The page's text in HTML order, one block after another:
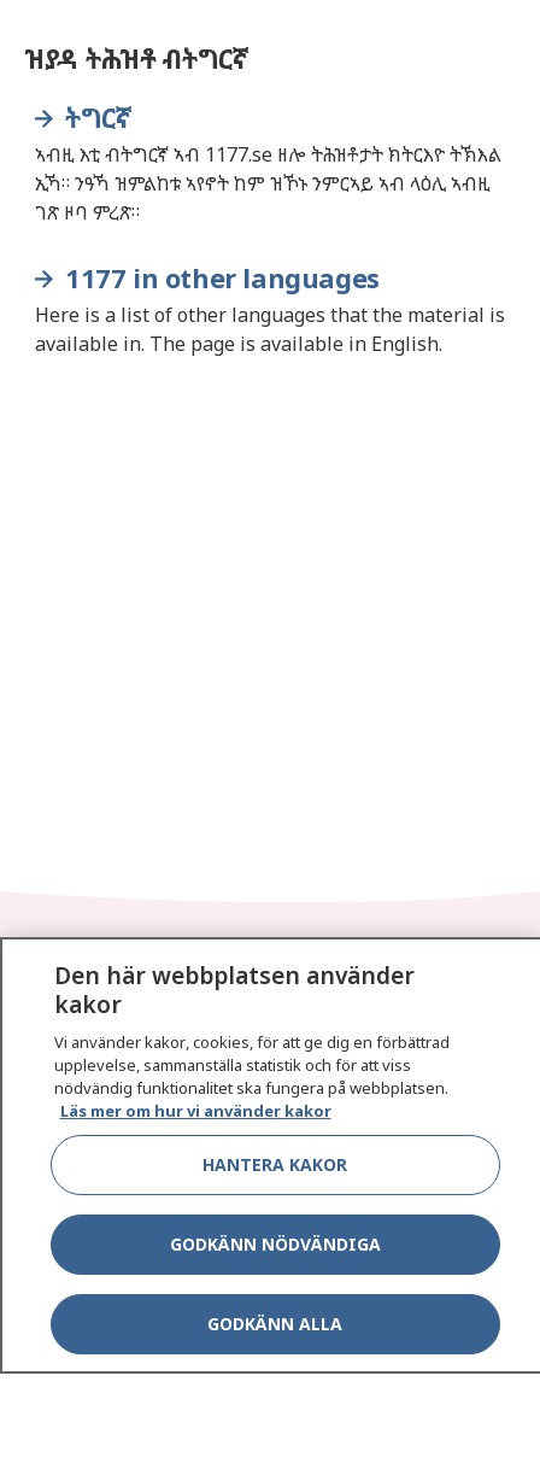
ዝያዳ ትሕዝቶ ብትግርኛ
ትግርኛ
ኣብዚ እቲ ብትግርኛ ኣብ 1177.se ዘሎ ትሕዝቶታት ክትርእዮ ትኽእል
ኢኻ። ንዓኻ ዝምልከቱ ኣየኖት ከም ዝኾኑ ንምርኣይ ኣብ ላዕሊ ኣብዚ
ገጽ ዞባ ምረጽ።
1177 in other languages
Here is a list of other languages that the material is
available in. The page is available in English.
På 1177.se får du råd om hälsa och information om
sjukdomar och vilka mottagningar du kan kontakta.
Logga in för att läsa din journal och göra dina
vårdärenden. Ring telefonnummer 1177 för
sjukvårdsrådgivning dygnet runt.
1177 ger dig råd när du vill må bättre.
1177 på flera språk Show
Show
Den här webbplatsen använder
kakor
Vi använder kakor, cookies, för att ge dig en förbättrad
upplevelse, sammanställa statistik och för att viss
nödvändig funktionalitet ska fungera på webbplatsen.
Läs mer om hur vi använder kakor
HANTERA KAKOR
GODKÄNN NÖDVÄNDIGA
GODKÄNN ALLA